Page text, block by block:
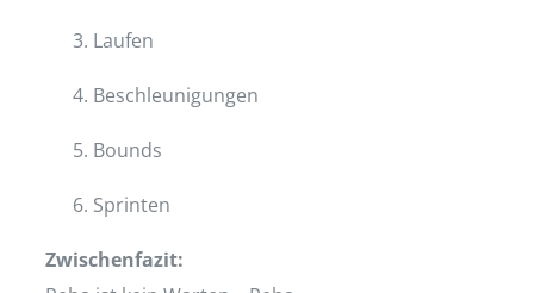
Laufen
Beschleunigungen
Bounds
Sprinten
Zwischenfazit: